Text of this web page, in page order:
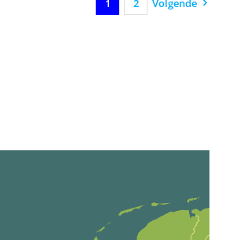
1 2 Volgende